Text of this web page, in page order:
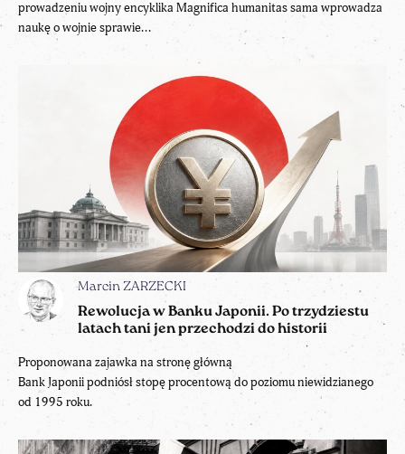
prowadzeniu wojny encyklika Magnifica humanitas sama wprowadza
naukę o wojnie sprawie...
Marcin ZARZECKI
Rewolucja w Banku Japonii. Po trzydziestu
latach tani jen przechodzi do historii
Proponowana zajawka na stronę główną
Bank Japonii podniósł stopę procentową do poziomu niewidzianego
od 1995 roku.